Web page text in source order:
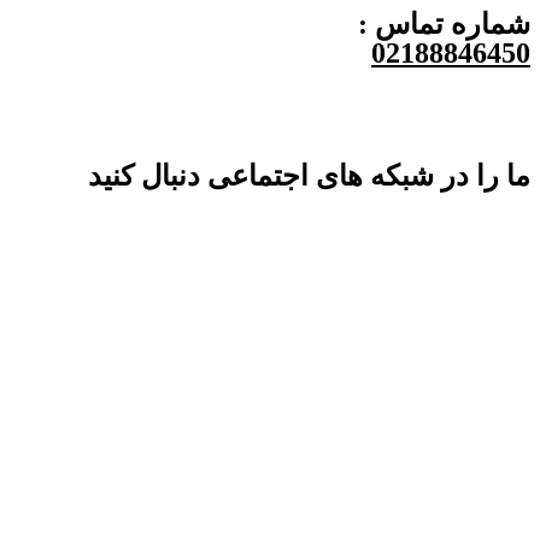
شماره تماس :
02188846450
ما را در شبکه های اجتماعی دنبال کنید